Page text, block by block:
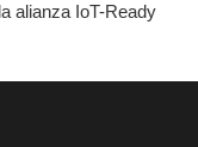
alianza IoT-Ready